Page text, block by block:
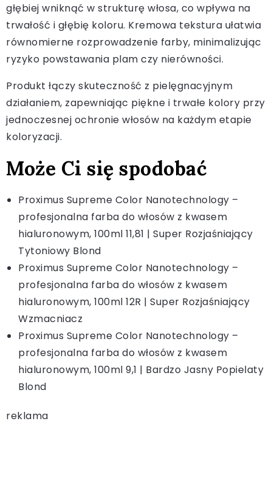
głębiej wniknąć w strukturę włosa, co wpływa na
trwałość i głębię koloru. Kremowa tekstura ułatwia
równomierne rozprowadzenie farby, minimalizując
ryzyko powstawania plam czy nierówności.
Produkt łączy skuteczność z pielęgnacyjnym
działaniem, zapewniając piękne i trwałe kolory przy
jednoczesnej ochronie włosów na każdym etapie
koloryzacji.
Może Ci się spodobać
Proximus Supreme Color Nanotechnology –
profesjonalna farba do włosów z kwasem
hialuronowym, 100ml 11,81 | Super Rozjaśniający
Tytoniowy Blond
Proximus Supreme Color Nanotechnology –
profesjonalna farba do włosów z kwasem
hialuronowym, 100ml 12R | Super Rozjaśniający
Wzmacniacz
Proximus Supreme Color Nanotechnology –
profesjonalna farba do włosów z kwasem
hialuronowym, 100ml 9,1 | Bardzo Jasny Popielaty
Blond
reklama